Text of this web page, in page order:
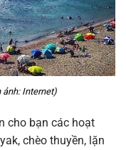
ảnh: Internet)
cho bạn các hoạt
chèo thuyền, lặn